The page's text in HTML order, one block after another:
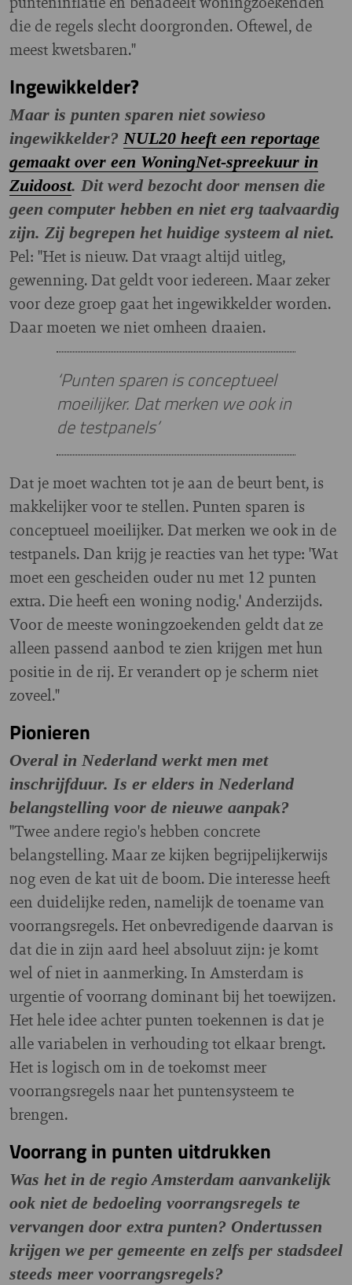
die de regels slecht doorgronden. Oftewel, de
meest kwetsbaren."
Ingewikkelder?
Maar is punten sparen niet sowieso
ingewikkelder? NUL20 heeft een reportage
gemaakt over een WoningNet-spreekuur in
Zuidoost. Dit werd bezocht door mensen die
geen computer hebben en niet erg taalvaardig
zijn. Zij begrepen het huidige systeem al niet.
Pel: "Het is nieuw. Dat vraagt altijd uitleg,
gewenning. Dat geldt voor iedereen. Maar zeker
voor deze groep gaat het ingewikkelder worden.
Daar moeten we niet omheen draaien.
‘Punten sparen is conceptueel
moeilijker. Dat merken we ook in
de testpanels’
Dat je moet wachten tot je aan de beurt bent, is
makkelijker voor te stellen. Punten sparen is
conceptueel moeilijker. Dat merken we ook in de
testpanels. Dan krijg je reacties van het type: 'Wat
moet een gescheiden ouder nu met 12 punten
extra. Die heeft een woning nodig.' Anderzijds.
Voor de meeste woningzoekenden geldt dat ze
alleen passend aanbod te zien krijgen met hun
positie in de rij. Er verandert op je scherm niet
zoveel."
Pionieren
Overal in Nederland werkt men met
inschrijfduur. Is er elders in Nederland
belangstelling voor de nieuwe aanpak?
"Twee andere regio's hebben concrete
belangstelling. Maar ze kijken begrijpelijkerwijs
nog even de kat uit de boom. Die interesse heeft
een duidelijke reden, namelijk de toename van
voorrangsregels. Het onbevredigende daarvan is
dat die in zijn aard heel absoluut zijn: je komt
wel of niet in aanmerking. In Amsterdam is
urgentie of voorrang dominant bij het toewijzen.
Het hele idee achter punten toekennen is dat je
alle variabelen in verhouding tot elkaar brengt.
Het is logisch om in de toekomst meer
voorrangsregels naar het puntensysteem te
brengen.
Voorrang in punten uitdrukken
Was het in de regio Amsterdam aanvankelijk
ook niet de bedoeling voorrangsregels te
vervangen door extra punten? Ondertussen
krijgen we per gemeente en zelfs per stadsdeel
steeds meer voorrangsregels?